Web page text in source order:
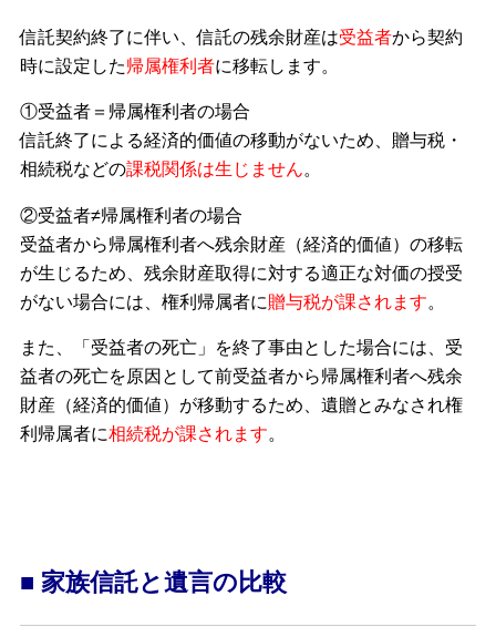
信託契約終了に伴い、信託の残余財産は受益者から契約
時に設定した帰属権利者に移転します。
①受益者＝帰属権利者の場合
信託終了による経済的価値の移動がないため、贈与税・
相続税などの課税関係は生じません。
②受益者≠帰属権利者の場合
受益者から帰属権利者へ残余財産（経済的価値）の移転
が生じるため、残余財産取得に対する適正な対価の授受
がない場合には、権利帰属者に贈与税が課されます。
また、「受益者の死亡」を終了事由とした場合には、受
益者の死亡を原因として前受益者から帰属権利者へ残余
財産（経済的価値）が移動するため、遺贈とみなされ権
利帰属者に相続税が課されます。
■ 家族信託と遺言の比較